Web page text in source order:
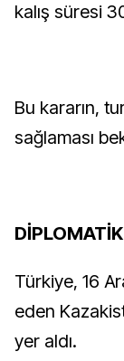
kalış süresi
Bu kararın,
sağlaması
Türkiye, 16
eden
yer aldı.